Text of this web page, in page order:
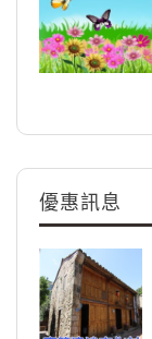
優惠訊息